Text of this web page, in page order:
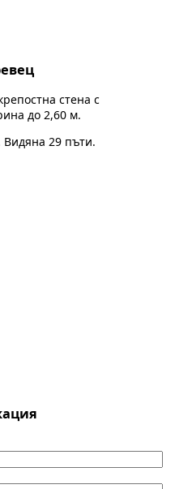
стена с
до 2,60 м.
Видяна 29 пъти.